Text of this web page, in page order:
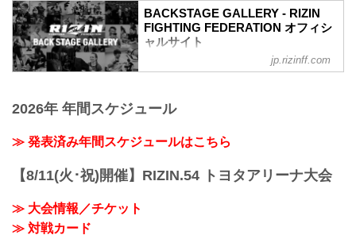
RIZIN MMAルール：5分 3R（66.0kg）
（LOSE）昇侍 vs. 萩原京平（WIN）
2R 1分19秒 TKO（レフェリーストップ：
RIZIN MMAルール：5分 3R（68.0kg）
3R 判定 （3-0）
第12試合／スペシャルワンマッチ ストラ
BACKSTAGE GALLERY - RIZIN
FIGHTING FEDERATION オフィシ
ャルサイト
BACKSTAGE GALLERY の記事一覧 - 格
イジン ファイティング フェデレーショ
いきます。
jp.rizinff.com
2026年 年間スケジュール
≫ 発表済み年間スケジュールはこちら
【8/11(火･祝)開催】RIZIN.54 トヨタアリーナ大会
≫ 大会情報／チケット
≫ 対戦カード